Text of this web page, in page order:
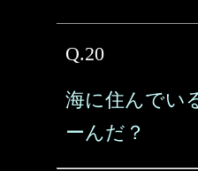
Q.20
海に住んでい
ーんだ？